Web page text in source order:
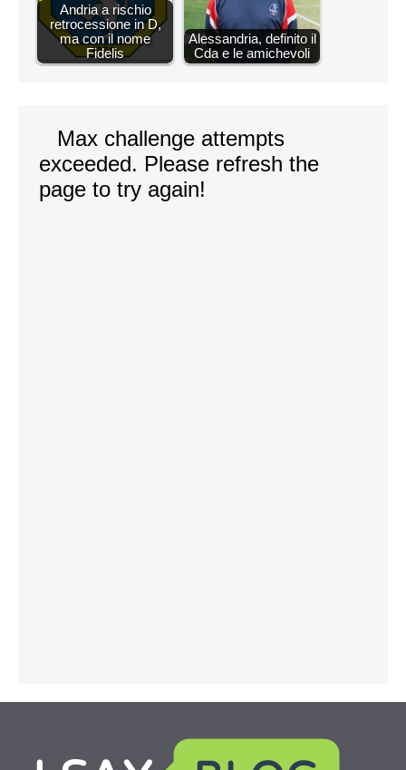
Andria a rischio
retrocessione in D,
ma con il nome
Fidelis
Alessandria, definito il
Cda e le amichevoli